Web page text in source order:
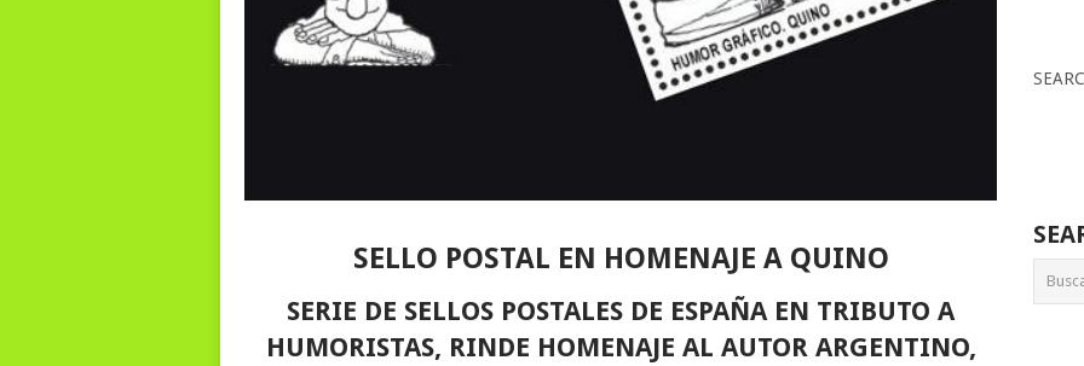
SELLO POSTAL EN HOMENAJE A QUINO
SERIE DE SELLOS POSTALES DE ESPAÑA EN TRIBUTO A
HUMORISTAS, RINDE HOMENAJE AL AUTOR ARGENTINO,